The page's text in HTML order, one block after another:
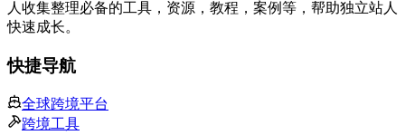
人收集整理必备的工具，资源，教程，案例等，帮助独立站人
快速成长。
快捷导航
全球跨境平台
跨境工具